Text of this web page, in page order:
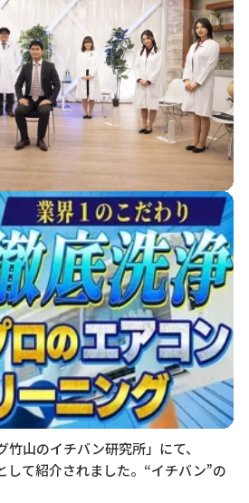
竹山のイチバン研究所」にて、
して紹介されました。“イチバン”の